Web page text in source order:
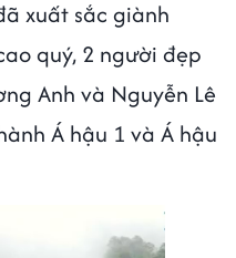
xuất sắc giành
quý, 2 người đẹp
Anh và Nguyễn Lê
Á hậu 1 và Á hậu